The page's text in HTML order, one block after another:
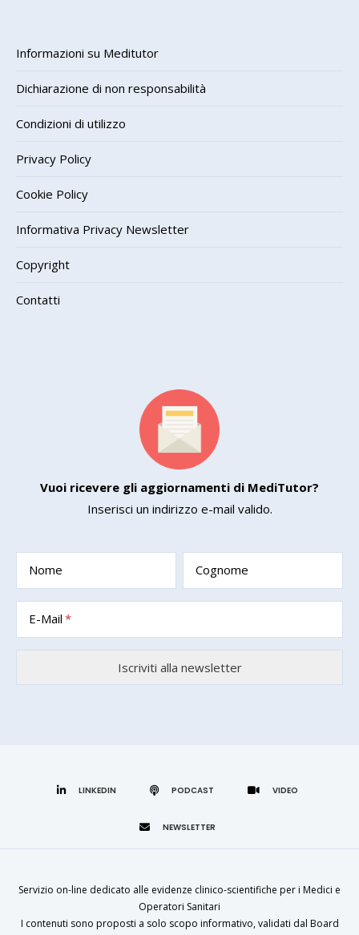
Informazioni su Meditutor
Dichiarazione di non responsabilità
Condizioni di utilizzo
Privacy Policy
Cookie Policy
Informativa Privacy Newsletter
Copyright
Contatti
Vuoi ricevere gli aggiornamenti di MediTutor?
Inserisci un indirizzo e-mail valido.
Nome Cognome
E-Mail
LINKEDIN
Servizio on-line dedicato alle evidenze clinico-scientifiche per i Medici e
Operatori Sanitari
I contenuti sono proposti a solo scopo informativo, validati dal Board